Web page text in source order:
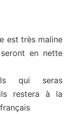
est très maline
en nette
qui seras
restera à la